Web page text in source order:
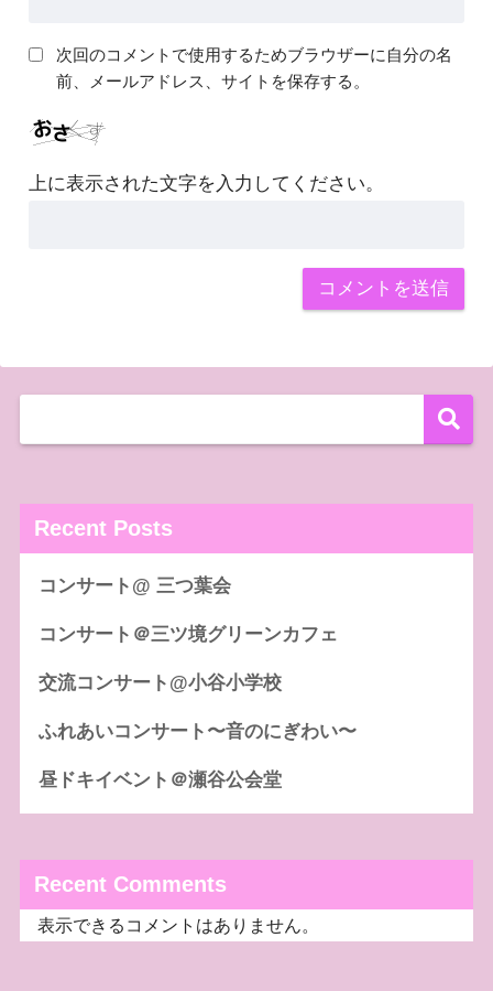
次回のコメントで使用するためブラウザーに自分の名
前、メールアドレス、サイトを保存する。
上に表示された文字を入力してください。
Recent Posts
コンサート@ 三つ葉会
コンサート＠三ツ境グリーンカフェ
交流コンサート@小谷小学校
ふれあいコンサート〜音のにぎわい〜
昼ドキイベント＠瀬谷公会堂
Recent Comments
表示できるコメントはありません。